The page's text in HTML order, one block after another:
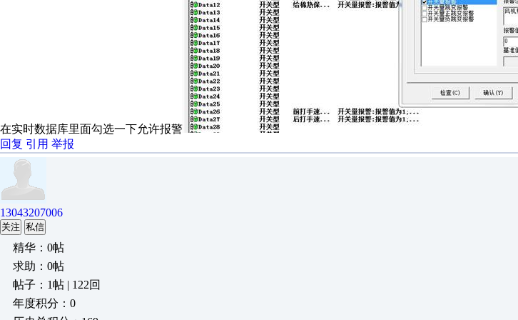
在实时数据库里面勾选一下允许报警
回复 引用 举报
13043207006
关注 私信
精华：0帖
求助：0帖
帖子：1帖 | 122回
年度积分：0